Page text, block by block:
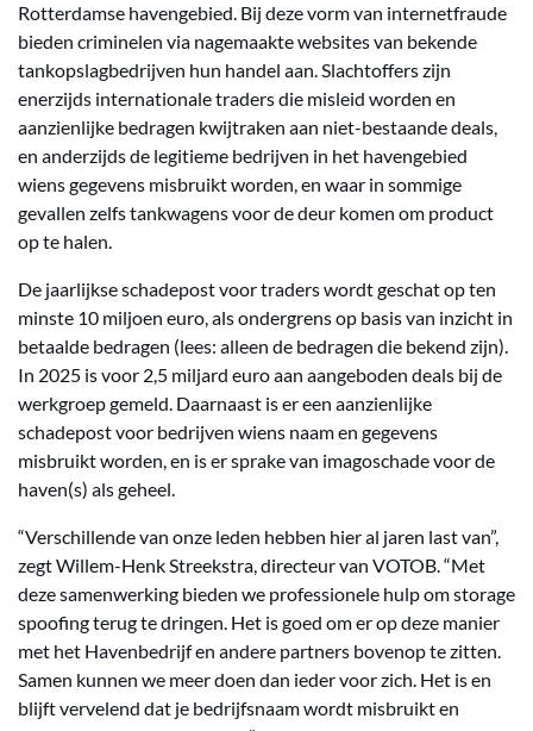
Rotterdamse havengebied. Bij deze vorm van internetfraude
bieden criminelen via nagemaakte websites van bekende
tankopslagbedrijven hun handel aan. Slachtoffers zijn
enerzijds internationale traders die misleid worden en
aanzienlijke bedragen kwijtraken aan niet-bestaande deals,
en anderzijds de legitieme bedrijven in het havengebied
wiens gegevens misbruikt worden, en waar in sommige
gevallen zelfs tankwagens voor de deur komen om product
op te halen.
De jaarlijkse schadepost voor traders wordt geschat op ten
minste 10 miljoen euro, als ondergrens op basis van inzicht in
betaalde bedragen (lees: alleen de bedragen die bekend zijn).
In 2025 is voor 2,5 miljard euro aan aangeboden deals bij de
werkgroep gemeld. Daarnaast is er een aanzienlijke
schadepost voor bedrijven wiens naam en gegevens
misbruikt worden, en is er sprake van imagoschade voor de
haven(s) als geheel.
“Verschillende van onze leden hebben hier al jaren last van”,
zegt Willem-Henk Streekstra, directeur van VOTOB. “Met
deze samenwerking bieden we professionele hulp om storage
spoofing terug te dringen. Het is goed om er op deze manier
met het Havenbedrijf en andere partners bovenop te zitten.
Samen kunnen we meer doen dan ieder voor zich. Het is en
blijft vervelend dat je bedrijfsnaam wordt misbruikt en